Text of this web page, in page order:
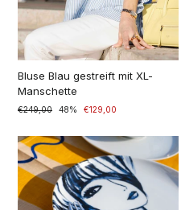
Bluse Blau gestreift mit XL-
Manschette
Normaler
€249,00
Sonderpreis48% €129,00